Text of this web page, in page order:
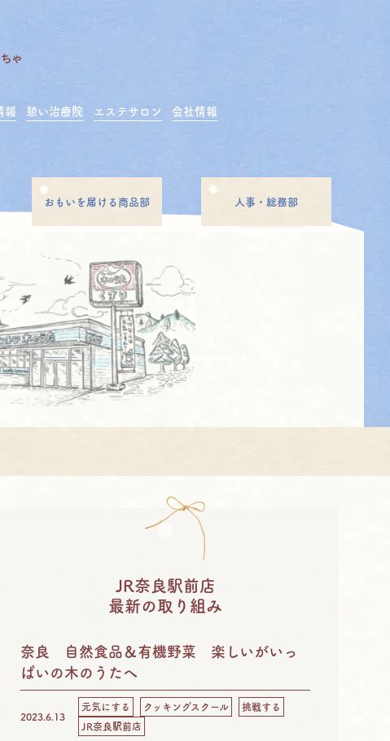
ゃ
報 憩い治療院 エステサロン 会社情報
おもいを届ける商品部 人事・総務部
JR奈良駅前店
最新の取り組み
奈良 自然食品＆有機野菜 楽しいがいっ
ぱいの木のうたへ
2023.6.13
元気にする クッキングスクール
挑戦する
JR奈良駅前店